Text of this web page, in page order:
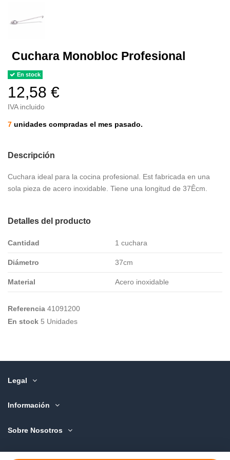
Cuchara Monobloc Profesional
En stock
12,58 €
IVA incluido
7 unidades compradas el mes pasado.
Descripción
Cuchara ideal para la cocina profesional. Est fabricada en una
sola pieza de acero inoxidable. Tiene una longitud de 37Êcm.
Detalles del producto
Cantidad 1 cuchara
Diámetro 37cm
Material Acero inoxidable
Referencia 41091200
En stock 5 Unidades
Legal
Información
Sobre Nosotros